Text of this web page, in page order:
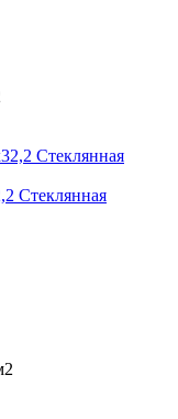
Стеклянная